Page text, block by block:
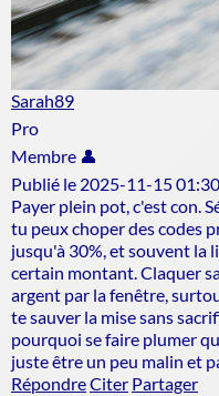
Sarah89
Pro
Membre 👤
Publié le 2025-11-15
Payer plein pot, c'est con.
tu peux choper des codes
jusqu'à 30%, et souvent la
certain montant. Claquer
argent par la fenêtre,
te sauver la mise sans
pourquoi se faire plumer
juste être un peu malin et
RépondreCiter Partager